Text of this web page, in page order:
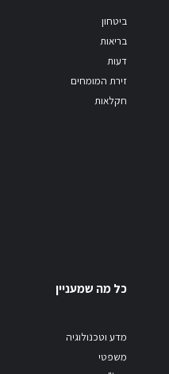
ביטחון
בריאות
דעות
זירת המומחים
חקלאות
כל מה שמעניין
מדע וטכנולוגיה
משפטי